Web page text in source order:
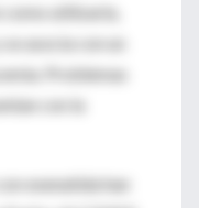
utilizarla,
asocia con un
Problemas
con la
exenatida han